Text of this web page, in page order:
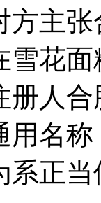
方主
雪花
册人
用名
系正